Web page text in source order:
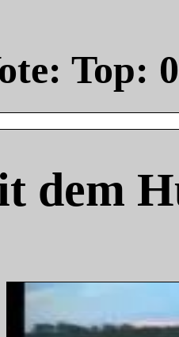
Top: 0
dem